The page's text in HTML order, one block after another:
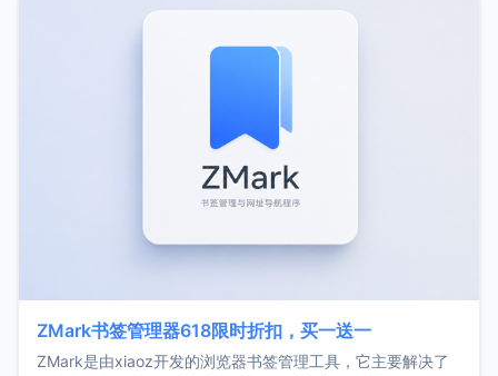
ZMark书签管理器618限时折扣，买一送一
ZMark是由xiaoz开发的浏览器书签管理工具，它主要解决了